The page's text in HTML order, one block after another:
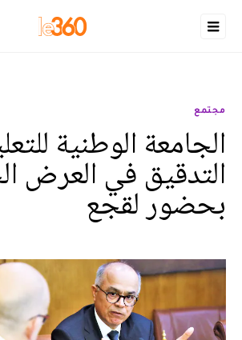
مجتمع
الجامعة الوطنية
التدقيق في العرض
بحضور لقجع